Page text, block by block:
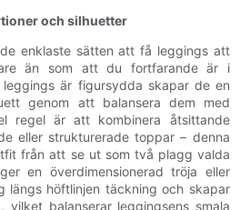
och silhuetter
enklaste sätten att få leggings att
än som att du fortfarande är i
leggings är figursydda skapar de en
genom att balansera dem med
regel är att kombinera åtsittande
eller strukturerade toppar – denna
från att se ut som två plagg valda
en överdimensionerad tröja eller
längs höftlinjen täckning och skapar
vilket balanserar leggingsens smala